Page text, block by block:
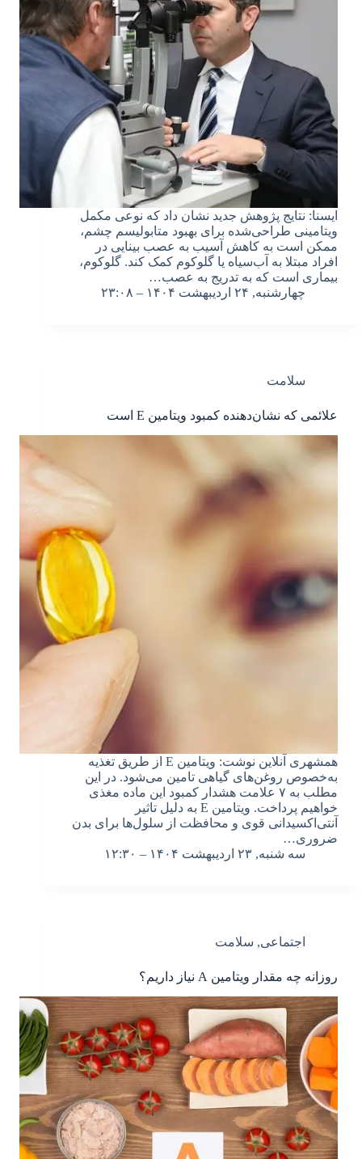
ایسنا: نتایج پژوهش جدید نشان داد که نوعی مکمل
ویتامینی طراحی‌شده برای بهبود متابولیسم چشم،
ممکن است به کاهش آسیب به عصب بینایی در
افراد مبتلا به آب‌سیاه یا گلوکوم کمک کند. گلوکوم،
بیماری‌ است که به تدریج به عصب…
چهارشنبه, ۲۴ اردیبهشت ۱۴۰۴ – ۲۳:۰۸
سلامت
علائمی که نشان‌دهنده کمبود ویتامین E است
همشهری آنلاین نوشت: ویتامین E از طریق تغذیه
به‌خصوص روغن‌های گیاهی تامین می‌شود. در این
مطلب به ۷ علامت هشدار کمبود این ماده مغذی
خواهیم پرداخت. ویتامین E به‌ دلیل تاثیر
آنتی‌اکسیدانی قوی و محافظت از سلول‌ها برای بدن
ضروری…
سه شنبه, ۲۳ اردیبهشت ۱۴۰۴ – ۱۲:۳۰
اجتماعی, سلامت
روزانه چه مقدار ویتامین A نیاز داریم؟